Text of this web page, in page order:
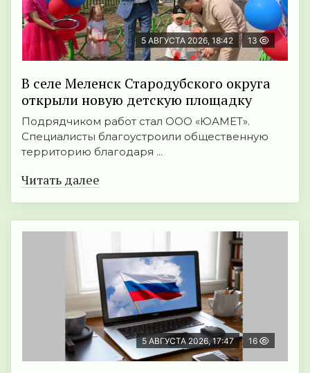
5 АВГУСТА 2026, 18:42 13
В селе Меленск Стародубского округа
открыли новую детскую площадку
Подрядчиком работ стал ООО «ЮАМЕТ».
Специалисты благоустроили общественную
территорию благодаря ...
Читать далее
5 АВГУСТА 2026, 17:47 16